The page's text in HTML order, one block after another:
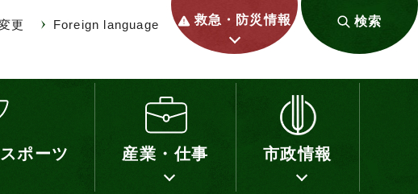
更 Foreign language 救急・防災情報 検索
ポーツ 産業・仕事 市政情報